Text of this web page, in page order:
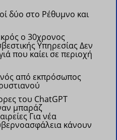
δύο στο Ρέθυμνο και
ο 30χρονος
ΥπηρεσίαςΔεν
που καίει σε περιοχή
από εκπρόσωπος
του ChatGPT
μπαράζ
Για νέα
κάνουν